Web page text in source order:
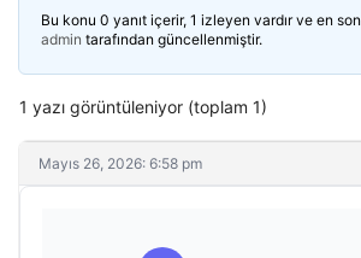
Bu konu 0 yanıt içerir, 1 izleyen vardır ve en son
admin tarafından güncellenmiştir.
1 yazı görüntüleniyor (toplam 1)
Mayıs 26, 2026: 6:58 pm